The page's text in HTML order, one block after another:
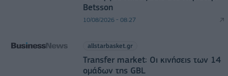
Betsson
10/08/2026 - 08:27
allstarbasket.gr
Transfer market: Οι κινήσεις των 14
ομάδων της GBL